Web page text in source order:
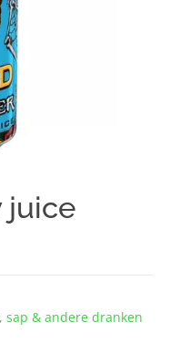
juice
sap & andere dranken